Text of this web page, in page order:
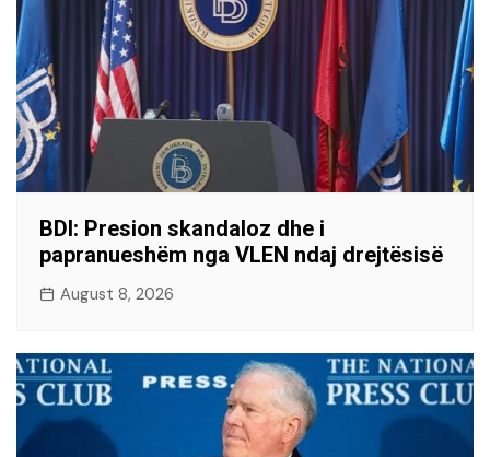
BDI: Presion skandaloz dhe i
papranueshëm nga VLEN ndaj drejtësisë
August 8, 2026